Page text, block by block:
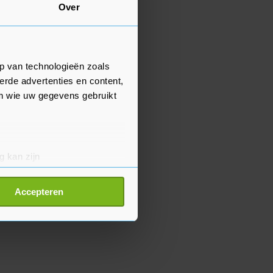
Over
van technologieën zoals
advertenties en content,
wie uw gegevens gebruikt
kan zijn
detailgedeelte
Accepteren